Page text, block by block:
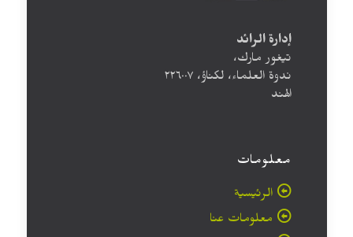
إدارة الرائد
تيغور مارك،
ندوة العلماء، لكناؤ، ۲۲٦۰۰۷
الهند
معلومات
الرئيسية
معلومات عنا